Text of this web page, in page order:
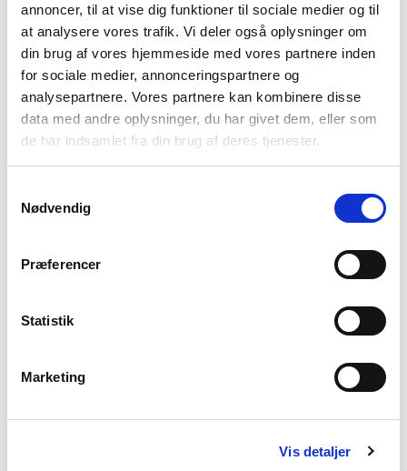
annoncer, til at vise dig funktioner til sociale medier og til
at analysere vores trafik. Vi deler også oplysninger om
din brug af vores hjemmeside med vores partnere inden
for sociale medier, annonceringspartnere og
analysepartnere. Vores partnere kan kombinere disse
data med andre oplysninger, du har givet dem, eller som
de har indsamlet fra din brug af deres tjenester.
Nødvendig
Præferencer
Statistik
Marketing
Vis detaljer
Apple green
Vælg Størrelse
XS S